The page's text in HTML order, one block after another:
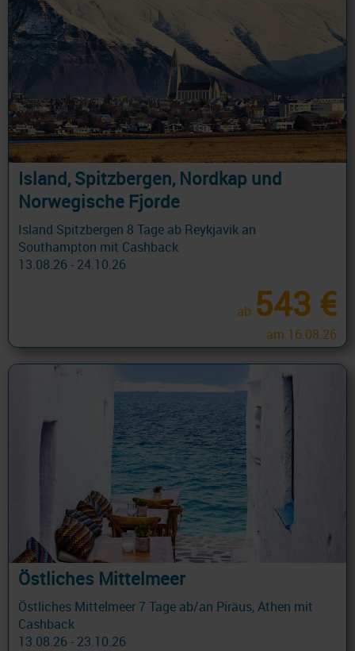
Island, Spitzbergen, Nordkap und
Norwegische Fjorde
Island Spitzbergen 8 Tage ab Reykjavik an
Southampton mit Cashback
13.08.26 - 24.10.26
ab 543 €
am 16.08.26
Östliches Mittelmeer
Östliches Mittelmeer 7 Tage ab/an Piräus, Athen mit
Cashback
13.08.26 - 23.10.26